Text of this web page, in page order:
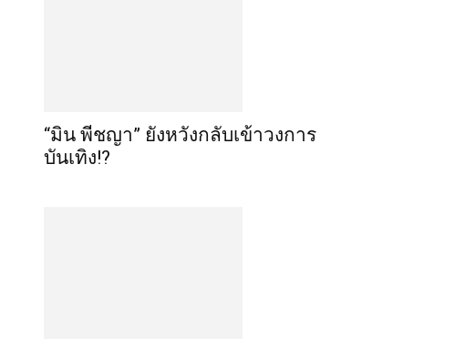
“มิน พีชญา” ยังหวังกลับเข้าวงการ
บันเทิง!?